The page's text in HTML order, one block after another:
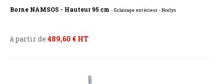
Borne NAMSOS - Hauteur 95 cm - Eclairage extérieur - Norlys
à partir de 489,60 € HT